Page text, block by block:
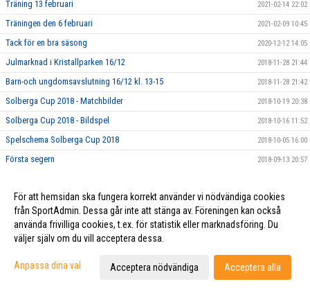
Träning 13 februari 2021-02-14 22:02
Träningen den 6 februari 2021-02-09 10:45
Tack för en bra säsong 2020-12-12 14:05
Julmarknad i Kristallparken 16/12 2018-11-28 21:44
Barn-och ungdomsavslutning 16/12 kl. 13-15 2018-11-28 21:42
Solberga Cup 2018 - Matchbilder 2018-10-19 20:38
Solberga Cup 2018 - Bildspel 2018-10-16 11:52
Spelschema Solberga Cup 2018 2018-10-05 16:00
Första segern 2018-09-13 20:57
P11 första match 2018-05-08 10:26
För att hemsidan ska fungera korrekt använder vi nödvändiga cookies
från SportAdmin. Dessa går inte att stänga av. Föreningen kan också
använda frivilliga cookies, t.ex. för statistik eller marknadsföring. Du
väljer själv om du vill acceptera dessa.
Anpassa dina val Acceptera nödvändiga Acceptera alla